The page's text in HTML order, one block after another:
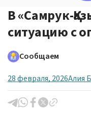
В «Самрук-
ситуацию с
Сообщаем
28 февраля, 2026Алия